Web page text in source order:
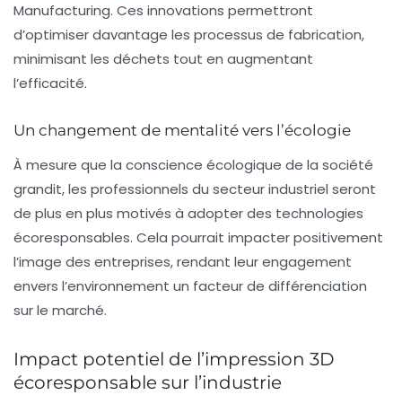
Manufacturing. Ces innovations permettront
d’optimiser davantage les processus de fabrication,
minimisant les déchets tout en augmentant
l’efficacité.
Un changement de mentalité vers l’écologie
À mesure que la conscience écologique de la société
grandit, les professionnels du secteur industriel seront
de plus en plus motivés à adopter des technologies
écoresponsables. Cela pourrait impacter positivement
l’image des entreprises, rendant leur engagement
envers l’environnement un facteur de différenciation
sur le marché.
Impact potentiel de l’impression 3D
écoresponsable sur l’industrie